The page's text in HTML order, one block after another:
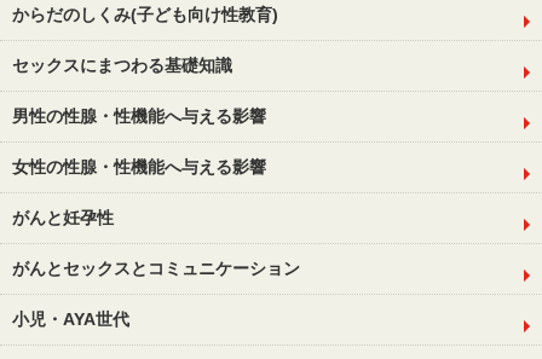
からだのしくみ(子ども向け性教育)
セックスにまつわる基礎知識
男性の性腺・性機能へ与える影響
女性の性腺・性機能へ与える影響
がんと妊孕性
がんとセックスとコミュニケーション
小児・AYA世代